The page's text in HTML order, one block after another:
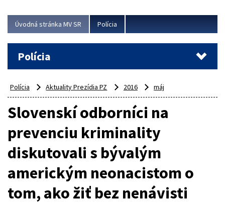
Úvodná stránka MV SR Polícia
Polícia
Polícia Aktuality Prezídia PZ 2016 máj
Slovenskí odborníci na
prevenciu kriminality
diskutovali s bývalým
americkým neonacistom o
tom, ako žiť bez nenávisti